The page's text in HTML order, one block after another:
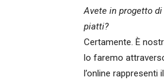
Avete in progetto
piatti?
Certamente. È
lo faremo
l’online rappresenti